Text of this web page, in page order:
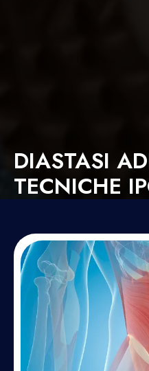
DIASTASI
TECNICHE